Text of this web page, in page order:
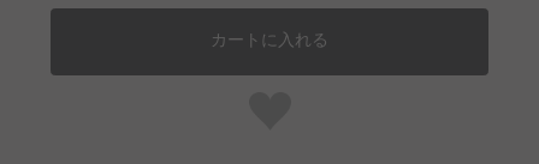
カートに入れる